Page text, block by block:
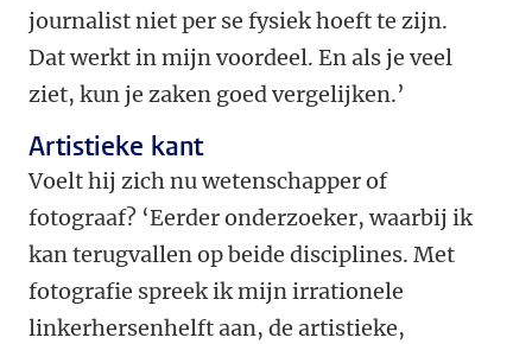
journalist niet per se fysiek hoeft te zijn.
Dat werkt in mijn voordeel. En als je veel
ziet, kun je zaken goed vergelijken.’
Artistieke kant
Voelt hij zich nu wetenschapper of
fotograaf? ­‘Eerder onderzoeker, waarbij ik
kan terug­vallen op beide disciplines. Met
fotografie spreek ik mijn irrationele
linkerhersenhelft aan, de artistieke,